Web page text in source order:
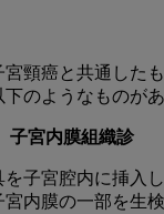
頸癌と共通した
のようなものがあ
子宮内膜組織診
子宮腔内に挿入
内膜の一部を生